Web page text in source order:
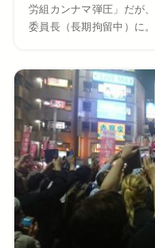
労組カンナマ弾圧」だが
委員長（長期拘留中）に